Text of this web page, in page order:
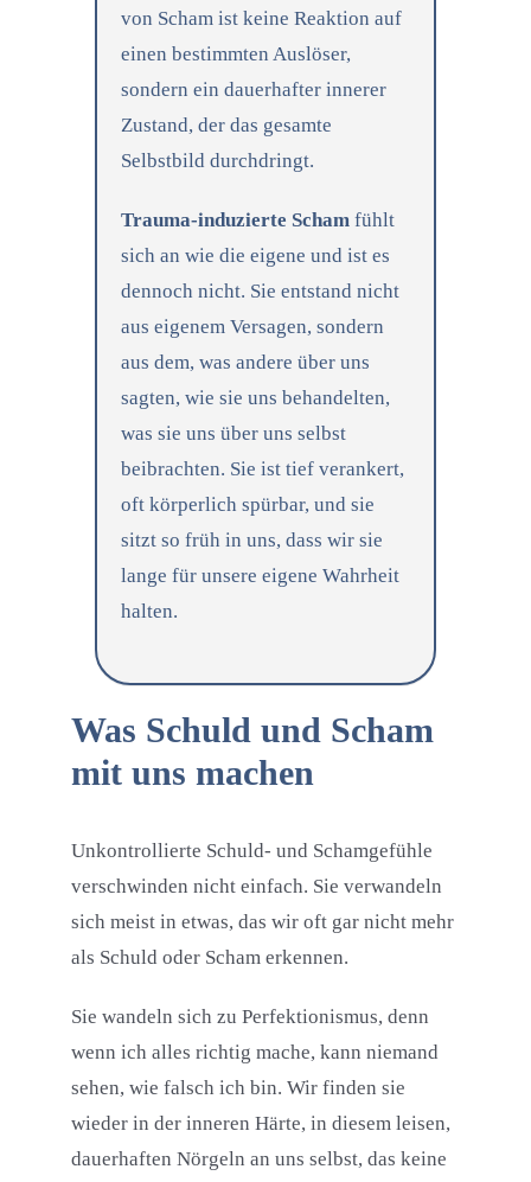
von Scham ist keine Reaktion auf
einen bestimmten Auslöser,
sondern ein dauerhafter innerer
Zustand, der das gesamte
Selbstbild durchdringt.
Trauma-induzierte Schamfühlt
sich an wie die eigene und ist es
dennoch nicht. Sie entstand nicht
aus eigenem Versagen, sondern
aus dem, was andere über uns
sagten, wie sie uns behandelten,
was sie uns über uns selbst
beibrachten. Sie ist tief verankert,
oft körperlich spürbar, und sie
sitzt so früh in uns, dass wir sie
lange für unsere eigene Wahrheit
halten.
Was Schuld und Scham
mit uns machen
Unkontrollierte Schuld- und Schamgefühle
verschwinden nicht einfach. Sie verwandeln
sich meist in etwas, das wir oft gar nicht mehr
als Schuld oder Scham erkennen.
Sie wandeln sich zu Perfektionismus, denn
wenn ich alles richtig mache, kann niemand
sehen, wie falsch ich bin. Wir finden sie
wieder in der inneren Härte, in diesem leisen,
dauerhaften Nörgeln an uns selbst, das keine